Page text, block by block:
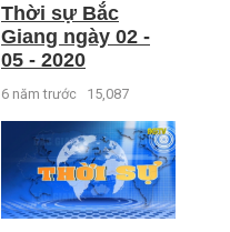
Thời sự Bắc
Giang ngày 02 -
05 - 2020
6 năm trước 15,087